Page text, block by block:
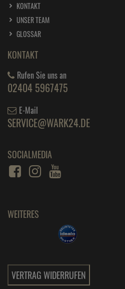
KONTAKT
UNSER TEAM
GLOSSAR
KONTAKT
Rufen Sie uns an
02404 5967475
E-Mail
SERVICE@WARK24.DE
SOCIALMEDIA
WEITERES
VERTRAG WIDERRUFEN